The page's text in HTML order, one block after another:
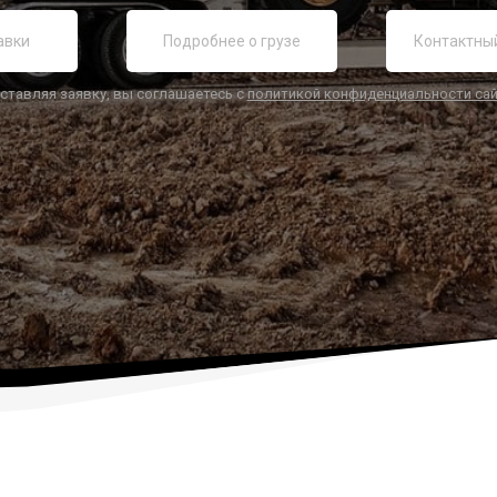
заявку, вы соглашаетесь сполитикой конфиденциальности